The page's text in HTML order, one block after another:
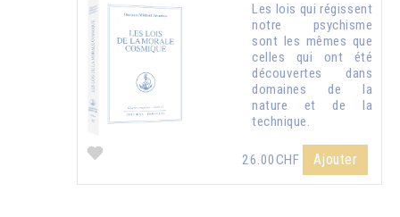
Les lois qui régissent
notre psychisme
sont les mêmes que
celles qui ont été
découvertes dans
domaines de la
nature et de la
technique.
26.00CHF Ajouter